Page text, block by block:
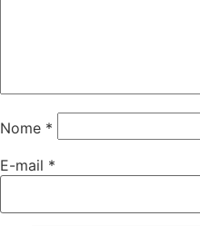
Nome *
E-mail *